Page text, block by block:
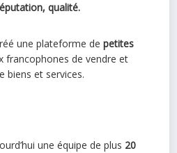
qualité.
une plateforme depetites
francophones de vendre et
biens et services.
une équipe de plus 20